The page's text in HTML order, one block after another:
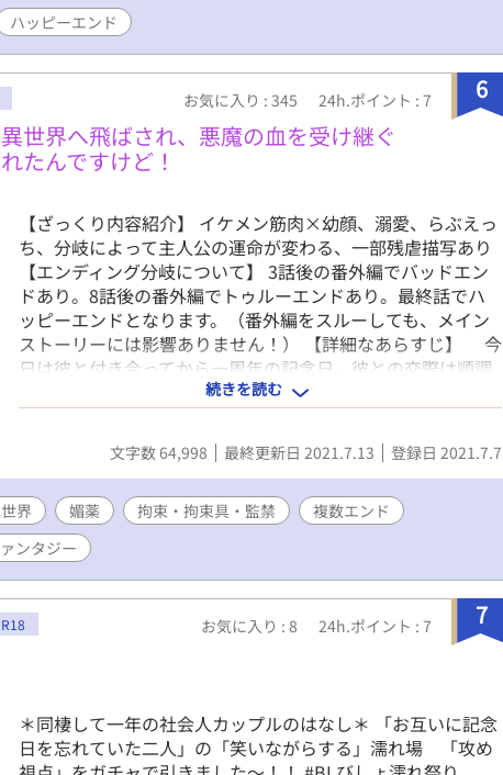
ハッピーエンド
6
お気に入り : 345 24h.ポイント : 7
世界へ飛ばされ、悪魔の血を受け継ぐ
たんですけど！
【ざっくり内容紹介】 イケメン筋肉×幼顔、溺愛、らぶえっ
ち、分岐によって主人公の運命が変わる、一部残虐描写あり
【エンディング分岐について】 3話後の番外編でバッドエン
ドあり。8話後の番外編でトゥルーエンドあり。最終話でハ
ッピーエンドとなります。（番外編をスルーしても、メイン
ストーリーには影響ありません！） 【詳細なあらすじ】 今
日は彼と付き合ってから一周年の記念日。彼との交際は順調
だと思っていた。 しかし、まさかの別れを彼から告げられ
る。笹本悠人は彼に水をぶっかけ、レストランを飛び出し、
閉まりかけのエレベーターに乗り込む。ショックで声を出し
て泣いていると、エレベーターの到着音が聞こえ、ドアが開
に悠人はそのフロアへ降りる。怪しげな空間を彷徨っている
と、突然目の前が光り出し、目を瞑る。 目を開けると、
『精霊の間』と書かれた扉の前に立っていた。重厚な扉を開
けると、そこには四大精霊（水・風・火・地）が待ち構えて
いた。悠人は四大精霊から救って欲しい世界があると言わ
れ、十分な説明が無いまま、その異世界へと召喚（転移）さ
子（悪魔の血を受け継ぐ者）から溺愛されるようになる。そ
して、二人は結婚式を挙げ、最高の熱い熱い初夜を過ごし
続きを読む
文字数 64,998 最終更新日 2021.7.13 登録日 2021.7.7
界 媚薬 拘束・拘束具・監禁
複数エンド
ンタジー
7
R18 お気に入り : 8 24h.ポイント : 7
＊同棲して一年の社会人カップルのはなし＊ 「お互いに記念
日を忘れていた二人」の「笑いながらする」濡れ場 「攻め